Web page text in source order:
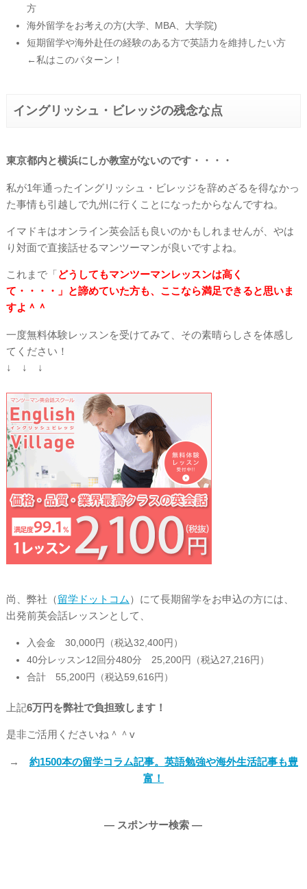
方
海外留学をお考えの方(大学、MBA、大学院)
短期留学や海外赴任の経験のある方で英語力を維持したい方
←私はこのパターン！
イングリッシュ・ビレッジの残念な点
東京都内と横浜にしか教室がないのです・・・・
私が1年通ったイングリッシュ・ビレッジを辞めざるを得なかっ
た事情も引越しで九州に行くことになったからなんですね。
イマドキはオンライン英会話も良いのかもしれませんが、やは
り対面で直接話せるマンツーマンが良いですよね。
これまで「どうしてもマンツーマンレッスンは高く
て・・・・」と諦めていた方も、ここなら満足できると思いま
すよ＾＾
一度無料体験レッスンを受けてみて、その素晴らしさを体感し
てください！
↓ ↓ ↓
尚、弊社（留学ドットコム ）にて長期留学をお申込の方には、
出発前英会話レッスンとして、
入会金 30,000円（税込32,400円）
40分レッスン12回分480分 25,200円（税込27,216円）
合計 55,200円（税込59,616円）
上記6万円を弊社で負担致します！
是非ご活用くださいね＾＾v
→ 約1500本の留学コラム記事。英語勉強や海外生活記事も豊
富！
― スポンサー検索 ―